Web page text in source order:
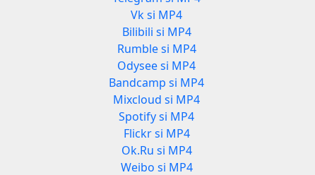
Vk si MP4
Bilibili si MP4
Rumble si MP4
Odysee si MP4
Bandcamp si MP4
Mixcloud si MP4
Spotify si MP4
Flickr si MP4
Ok.Ru si MP4
Weibo si MP4